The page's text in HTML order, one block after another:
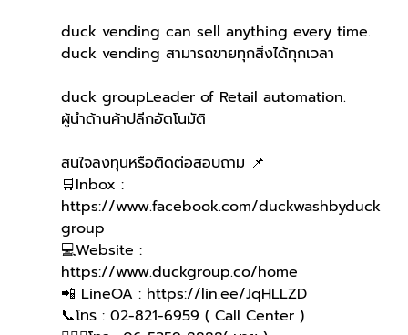
duck vending can sell anything every time.
duck vending สามารถขายทุกสิ่งได้ทุกเวลา
duck groupLeader of Retail automation.
ผู้นำด้านค้าปลีกอัตโนมัติ
สนใจลงทุนหรือติดต่อสอบถาม 📌
🛒Inbox :
https://www.facebook.com/duckwashbyduck
group
💻Website :
https://www.duckgroup.co/home
📲 LineOA : https://lin.ee/JqHLLZD
📞โทร : 02-821-6959 ( Call Center )